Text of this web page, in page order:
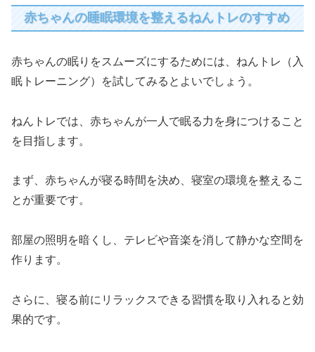
赤ちゃんの睡眠環境を整えるねんトレのすすめ
赤ちゃんの眠りをスムーズにするためには、ねんトレ（入
眠トレーニング）を試してみるとよいでしょう。
ねんトレでは、赤ちゃんが一人で眠る力を身につけること
を目指します。
まず、赤ちゃんが寝る時間を決め、寝室の環境を整えるこ
とが重要です。
部屋の照明を暗くし、テレビや音楽を消して静かな空間を
作ります。
さらに、寝る前にリラックスできる習慣を取り入れると効
果的です。